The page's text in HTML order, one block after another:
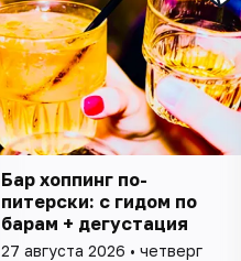
Бар хоппинг по-
питерски: с гидом по
барам + дегустация
27 августа 2026 • четверг